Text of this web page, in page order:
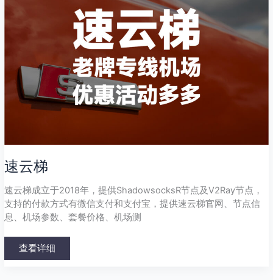
速云梯
速云梯成立于2018年，提供ShadowsocksR节点及V2Ray节点，
支持的付款方式有微信支付和支付宝，提供速云梯官网、节点信
息、机场参数、套餐价格、机场测
查看详细